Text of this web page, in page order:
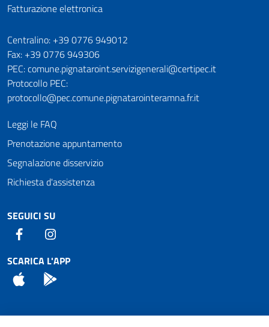
Fatturazione elettronica
Numeri utili
Centralino: +39 0776 949012
Fax: +39 0776 949306
PEC: comune.pignataroint.servizigenerali@certipec.it
Protocollo PEC:
protocollo@pec.comune.pignatarointeramna.fr.it
Leggi le FAQ
Prenotazione appuntamento
Segnalazione disservizio
Richiesta d'assistenza
SEGUICI SU
Facebook
SCARICA L'APP
App Store